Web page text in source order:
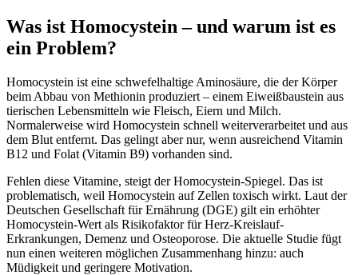
Was ist Homocystein – und warum ist es
ein Problem?
Homocystein ist eine schwefelhaltige Aminosäure, die der Körper
beim Abbau von Methionin produziert – einem Eiweißbaustein aus
tierischen Lebensmitteln wie Fleisch, Eiern und Milch.
Normalerweise wird Homocystein schnell weiterverarbeitet und aus
dem Blut entfernt. Das gelingt aber nur, wenn ausreichend Vitamin
B12 und Folat (Vitamin B9) vorhanden sind.
Fehlen diese Vitamine, steigt der Homocystein-Spiegel. Das ist
problematisch, weil Homocystein auf Zellen toxisch wirkt. Laut der
Deutschen Gesellschaft für Ernährung (DGE) gilt ein erhöhter
Homocystein-Wert als Risikofaktor für Herz-Kreislauf-
Erkrankungen, Demenz und Osteoporose. Die aktuelle Studie fügt
nun einen weiteren möglichen Zusammenhang hinzu: auch
Müdigkeit und geringere Motivation.